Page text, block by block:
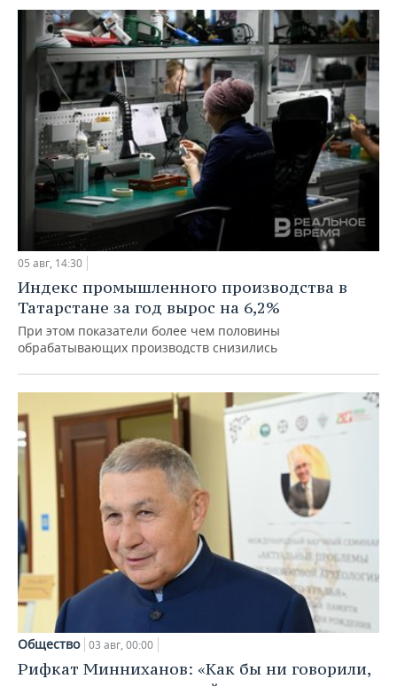
05 авг, 14:30
Индекс промышленного производства в
Татарстане за год вырос на 6,2%
При этом показатели более чем половины
обрабатывающих производств снизились
Общество 03 авг, 00:00
Рифкат Минниханов: «Как бы ни говорили,